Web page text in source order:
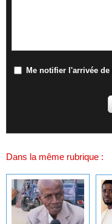
Me notifier l'arrivée
Dans la même rubrique :